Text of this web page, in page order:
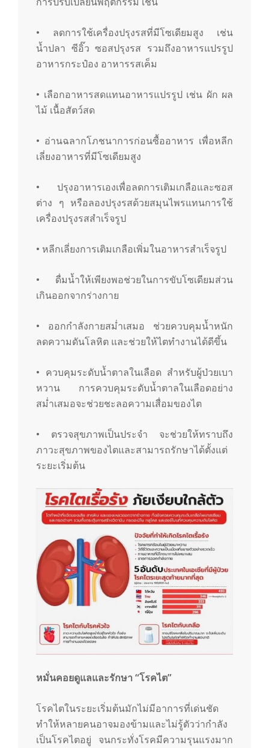
• ลดการใช้เครื่องปรุงรสที่มีโซเดียมสูง เช่น
น้ำปลา ซีอิ๊ว ซอสปรุงรส รวมถึงอาหารแปรรูป
อาหารกระป๋อง อาหารรสเค็ม
• เลือกอาหารสดแทนอาหารแปรรูป เช่น ผัก ผล
ไม้ เนื้อสัตว์สด
• อ่านฉลากโภชนาการก่อนซื้ออาหาร เพื่อหลีก
เลี่ยงอาหารที่มีโซเดียมสูง
• ปรุงอาหารเองเพื่อลดการเติมเกลือและซอส
ต่าง ๆ หรือลองปรุงรสด้วยสมุนไพรแทนการใช้
เครื่องปรุงรสสำเร็จรูป
• หลีกเลี่ยงการเติมเกลือเพิ่มในอาหารสำเร็จรูป
• ดื่มน้ำให้เพียงพอช่วยในการขับโซเดียมส่วน
เกินออกจากร่างกาย
• ออกกำลังกายสม่ำเสมอ ช่วยควบคุมน้ำหนัก
ลดความดันโลหิต และช่วยให้ไตทำงานได้ดีขึ้น
• ควบคุมระดับน้ำตาลในเลือด สำหรับผู้ป่วยเบา
หวาน การควบคุมระดับน้ำตาลในเลือดอย่าง
สม่ำเสมอจะช่วยชะลอความเสื่อมของไต
• ตรวจสุขภาพเป็นประจำ จะช่วยให้ทราบถึง
ภาวะสุขภาพของไตและสามารถรักษาได้ตั้งแต่
ระยะเริ่มต้น
หมั่นคอยดูแลและรักษา “โรคไต”
โรคไตในระยะเริ่มต้นมักไม่มีอาการที่เด่นชัด
ทำให้หลายคนอาจมองข้ามและไม่รู้ตัวว่ากำลัง
เป็นโรคไตอยู่ จนกระทั่งโรคมีความรุนแรงมาก